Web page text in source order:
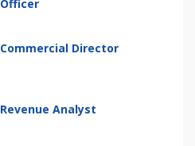
Officer
Commercial Director
Revenue Analyst